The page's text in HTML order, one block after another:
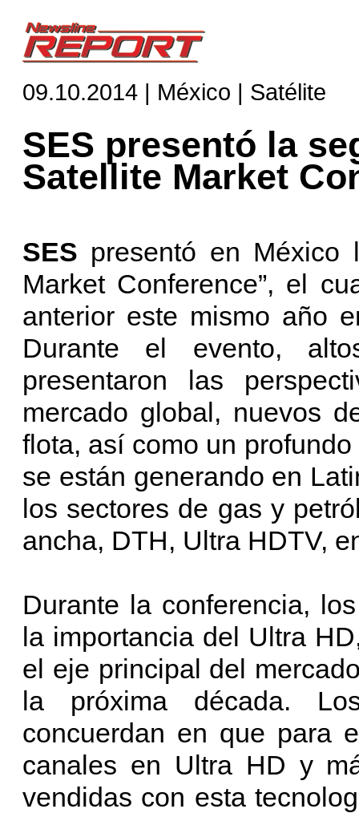
09.10.2014 | México | Satélite
SES presentó la
Satellite Market
SES presentó en México
Market Conference”, el
anterior este mismo año
Durante el evento,
presentaron las
mercado global, nuevos
flota, así como un
se están generando en
los sectores de gas y
ancha, DTH, Ultra HDTV,
Durante la conferencia,
la importancia del Ultra
el eje principal del
la próxima década.
concuerdan en que para
canales en Ultra HD y
vendidas con esta